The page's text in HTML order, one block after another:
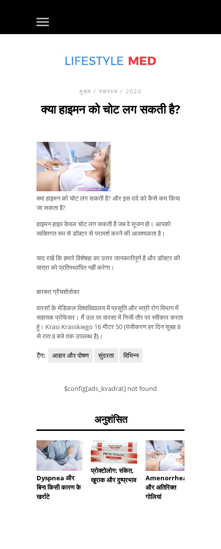
मुख्य / स्वास्थ्य / 2020
क्या हाइमन को चोट लग सकती है?
क्या हाइमन को चोट लग सकती है? और इस दर्द को कैसे कम किया
जा सकता है?
हाइमन हाइप केवल चोट लग सकती है जब वे सूजन हो। आपको
व्यक्तिगत रूप से डॉक्टर से परामर्श करने की आवश्यकता है।
याद रखें कि हमारे विशेषज्ञ का उत्तर जानकारीपूर्ण है और डॉक्टर की
यात्रा को प्रतिस्थापित नहीं करेगा।
बारबरा ग्रैचशोसेका
वारसॉ के मेडिकल विश्वविद्यालय में प्रसूति और स्त्री रोग विभाग में
सहायक प्रोफेसर। मैं उल पर वारसा में निजी तौर पर स्वीकार करता
हूं। Krasi Krasskiego 16 मीटर 50 (पंजीकरण हर दिन सुबह 8
से रात 8 बजे तक उपलब्ध है)।
टैग: आहार और पोषण सुंदरता विभिन्न
$config[ads_kvadrat] not found
अनुशंसित
Dyspnea और
बिना किसी कारण के
खर्राटे
प्रोक्टोलोग: संकेत,
खुराक और दुष्प्रभाव
Amenorrhea
और अतिरिक्त
गोलियां